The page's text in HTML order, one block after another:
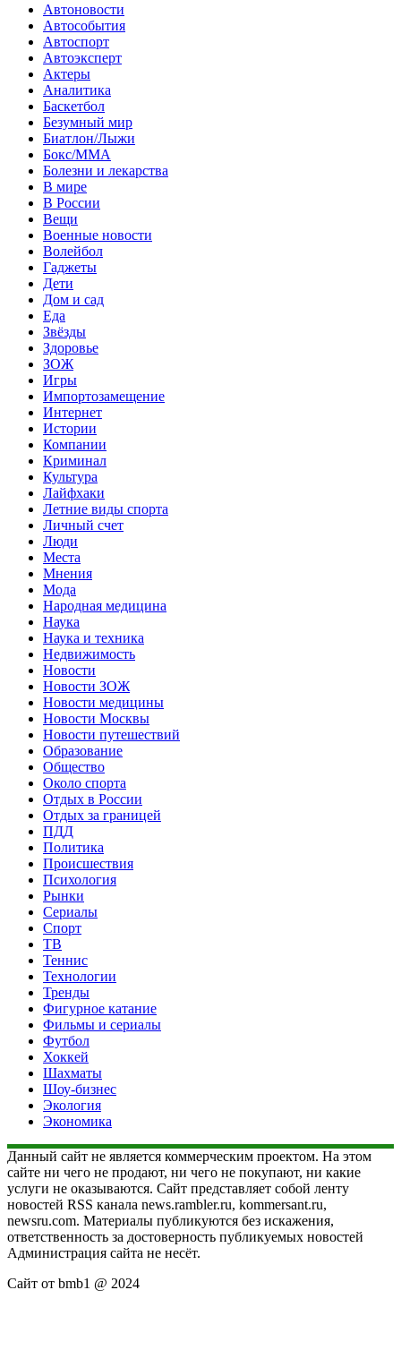
Автоновости
Автособытия
Автоспорт
Автоэксперт
Актеры
Аналитика
Баскетбол
Безумный мир
Биатлон/Лыжи
Бокс/MMA
Болезни и лекарства
В мире
В России
Вещи
Военные новости
Волейбол
Гаджеты
Дети
Дом и сад
Еда
Звёзды
Здоровье
ЗОЖ
Игры
Импортозамещение
Интернет
Истории
Компании
Криминал
Культура
Лайфхаки
Летние виды спорта
Личный счет
Люди
Места
Мнения
Мода
Народная медицина
Наука
Наука и техника
Недвижимость
Новости
Новости ЗОЖ
Новости медицины
Новости Москвы
Новости путешествий
Образование
Общество
Около спорта
Отдых в России
Отдых за границей
ПДД
Политика
Происшествия
Психология
Рынки
Сериалы
Спорт
ТВ
Теннис
Технологии
Тренды
Фигурное катание
Фильмы и сериалы
Футбол
Хоккей
Шахматы
Шоу-бизнес
Экология
Экономика
Данный сайт не является коммерческим проектом. На этом
сайте ни чего не продают, ни чего не покупают, ни какие
услуги не оказываются. Сайт представляет собой ленту
новостей RSS канала news.rambler.ru, kommersant.ru,
newsru.com. Материалы публикуются без искажения,
ответственность за достоверность публикуемых новостей
Администрация сайта не несёт.
Сайт от bmb1 @ 2024